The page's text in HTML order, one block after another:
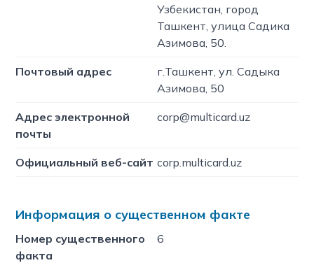
Узбекистан, город
Ташкент, улица Садика
Азимова, 50.
Почтовый адрес
г.Ташкент, ул. Садыкa
Азимова, 50
Адрес электронной
почты
corp@multicard.uz
Официальный веб-сайт corp.multicard.uz
Информация о существенном факте
Номер существенного
факта
6